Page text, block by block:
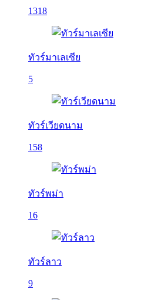
1318
ทัวร์มาเลเซีย
5
ทัวร์เวียดนาม
158
ทัวร์พม่า
16
ทัวร์ลาว
9